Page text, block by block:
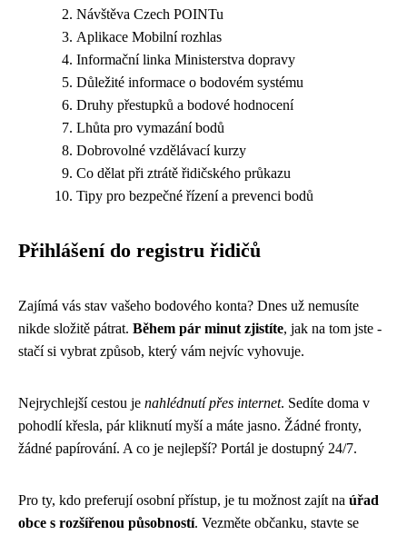
Návštěva Czech POINTu
Aplikace Mobilní rozhlas
Informační linka Ministerstva dopravy
Důležité informace o bodovém systému
Druhy přestupků a bodové hodnocení
Lhůta pro vymazání bodů
Dobrovolné vzdělávací kurzy
Co dělat při ztrátě řidičského průkazu
Tipy pro bezpečné řízení a prevenci bodů
Přihlášení do registru řidičů
Zajímá vás stav vašeho bodového konta? Dnes už nemusíte
nikde složitě pátrat. Během pár minut zjistíte, jak na tom jste -
stačí si vybrat způsob, který vám nejvíc vyhovuje.
Nejrychlejší cestou je nahlédnutí přes internet. Sedíte doma v
pohodlí křesla, pár kliknutí myší a máte jasno. Žádné fronty,
žádné papírování. A co je nejlepší? Portál je dostupný 24/7.
Pro ty, kdo preferují osobní přístup, je tu možnost zajít na úřad
obce s rozšířenou působností. Vezměte občanku, stavte se